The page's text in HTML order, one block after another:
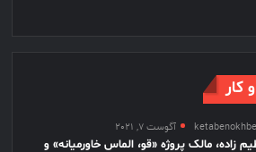
کار
آگوست 7, 2021
زاده، مالک پروژه «قو، الماس خاورمیانه» و